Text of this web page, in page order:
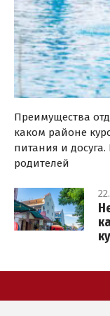
Преимущества
каком районе
питания и
родителей